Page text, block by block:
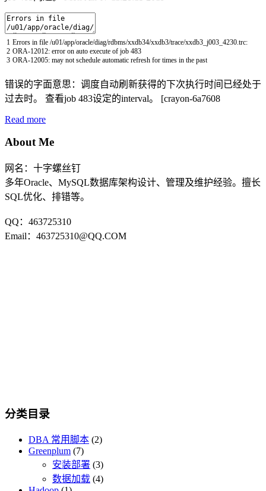
1
2
3
Errors in file /u01/app/oracle/diag/rdbms/xxdb34/xxdb3/trace/xxdb3_j003_4230 trc:
ORA-12012: error on auto execute of job 483
ORA-12005: may not schedule automatic refresh for times in the past
错误的字面意思：调度自动刷新获得的下次执行时间已经处于
过去时。 查看job 483设定的interval。 [crayon-6a7608
Read more
About Me
网名：十字螺丝钉
多年Oracle、MySQL数据库架构设计、管理及维护经验。擅长
SQL优化、排错等。
QQ：463725310
Email：463725310@QQ.COM
分类目录
DBA 常用脚本 (2)
Greenplum (7)
安装部署 (3)
数据加载 (4)